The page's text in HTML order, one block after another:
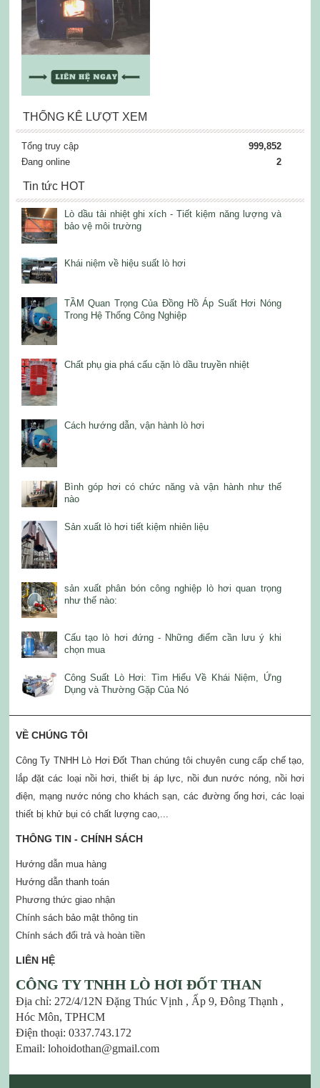
THỐNG KÊ LƯỢT XEM
Tổng truy cập
999,852
Đang online
2
Tin tức HOT
Lò dầu tải nhiệt ghi xích - Tiết kiệm năng lượng và
bảo vệ môi trường
Khái niệm về hiệu suất lò hơi
TẦM Quan Trọng Của Đồng Hồ Áp Suất Hơi Nóng
Trong Hệ Thống Công Nghiệp
Chất phụ gia phá cấu cặn lò dầu truyền nhiệt
Cách hướng dẫn, vận hành lò hơi
Bình góp hơi có chức năng và vận hành như thế
nào
Sản xuất lò hơi tiết kiệm nhiên liệu
sản xuất phân bón công nghiệp lò hơi quan trọng
như thế nào:
Cấu tạo lò hơi đứng - Những điểm cần lưu ý khi
chọn mua
Công Suất Lò Hơi: Tìm Hiểu Về Khái Niệm, Ứng
Dụng và Thường Gặp Của Nó
VỀ CHÚNG TÔI
Công Ty TNHH Lò Hơi Đốt Than chúng tôi chuyên cung cấp chế tạo,
lắp đặt các loại nồi hơi, thiết bị áp lực, nồi đun nước nóng, nồi hơi
điện, mạng nước nóng cho khách sạn, các đường ống hơi, các loại
thiết bị khử bụi có chất lượng cao,...
THÔNG TIN - CHÍNH SÁCH
Hướng dẫn mua hàng
Hướng dẫn thanh toán
Phương thức giao nhận
Chính sách bảo mật thông tin
Chính sách đổi trả và hoàn tiền
LIÊN HỆ
CÔNG TY TNHH LÒ HƠI ĐỐT THAN
Địa chỉ: 272/4/12N Đặng Thúc Vịnh , Ấp 9, Đông Thạnh ,
Hóc Môn, TPHCM
Điện thoại: 0337.743.172
Email: lohoidothan@gmail.com